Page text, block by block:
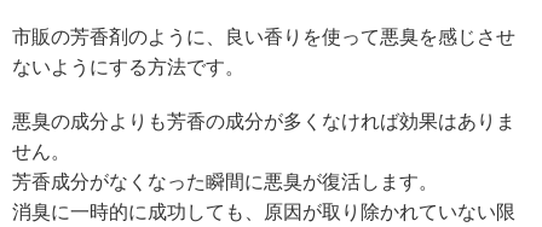
市販の芳香剤のように、良い香りを使って悪臭を感じさせ
ないようにする方法です。
悪臭の成分よりも芳香の成分が多くなければ効果はありま
せん。
芳香成分がなくなった瞬間に悪臭が復活します。
消臭に一時的に成功しても、原因が取り除かれていない限